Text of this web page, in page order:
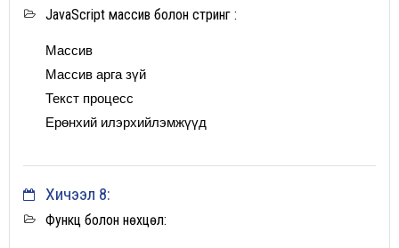
JavaScript массив болон стринг :
Массив
Массив арга зүй
Текст процесс
Ерөнхий илэрхийлэмжүүд
Хичээл 8:
Функц болон нөхцөл: